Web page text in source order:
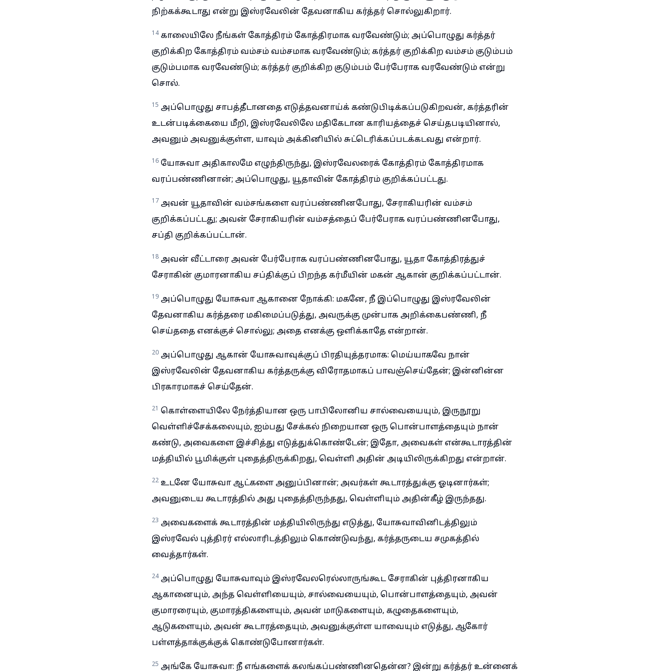
நிற்கக்கூடாது என்று இஸ்ரவேலின் தேவனாகிய கர்த்தர் சொல்லுகிறார்.
14 காலையிலே நீங்கள் கோத்திரம் கோத்திரமாக வரவேண்டும்; அப்பொழுது கர்த்தர்
குறிக்கிற கோத்திரம் வம்சம் வம்சமாக வரவேண்டும்; கர்த்தர் குறிக்கிற வம்சம் குடும்பம்
குடும்பமாக வரவேண்டும்; கர்த்தர் குறிக்கிற குடும்பம் பேர்பேராக வரவேண்டும் என்று
சொல்.
15 அப்பொழுது சாபத்தீடானதை எடுத்தவனாய்க் கண்டுபிடிக்கப்படுகிறவன், கர்த்தரின்
உடன்படிக்கையை மீறி, இஸ்ரவேலிலே மதிகேடான காரியத்தைச் செய்தபடியினால்,
அவனும் அவனுக்குள்ள, யாவும் அக்கினியில் சுட்டெரிக்கப்படக்கடவது என்றார்.
16 யோசுவா அதிகாலமே எழுந்திருந்து, இஸ்ரவேலரைக் கோத்திரம் கோத்திரமாக
வரப்பண்ணினான்; அப்பொழுது, யூதாவின் கோத்திரம் குறிக்கப்பட்டது.
17 அவன் யூதாவின் வம்சங்களை வரப்பண்ணினபோது, சேராகியரின் வம்சம்
குறிக்கப்பட்டது; அவன் சேராகியரின் வம்சத்தைப் பேர்பேராக வரப்பண்ணினபோது,
சப்தி குறிக்கப்பட்டான்.
18 அவன் வீட்டாரை அவன் பேர்பேராக வரப்பண்ணினபோது, யூதா கோத்திரத்துச்
சேராகின் குமாரனாகிய சப்திக்குப் பிறந்த கர்மீயின் மகன் ஆகான் குறிக்கப்பட்டான்.
19 அப்பொழுது யோசுவா ஆகானை நோக்கி: மகனே, நீ இப்பொழுது இஸ்ரவேலின்
தேவனாகிய கர்த்தரை மகிமைப்படுத்து, அவருக்கு முன்பாக அறிக்கைபண்ணி, நீ
செய்ததை எனக்குச் சொல்லு; அதை எனக்கு ஒளிக்காதே என்றான்.
20 அப்பொழுது ஆகான் யோசுவாவுக்குப் பிரதியுத்தரமாக: மெய்யாகவே நான்
இஸ்ரவேலின் தேவனாகிய கர்த்தருக்கு விரோதமாகப் பாவஞ்செய்தேன்; இன்னின்ன
பிரகாரமாகச் செய்தேன்.
21 கொள்ளையிலே நேர்த்தியான ஒரு பாபிலோனிய சால்வையையும், இருநூறு
வெள்ளிச்சேக்கலையும், ஐம்பது சேக்கல் நிறையான ஒரு பொன்பாளத்தையும் நான்
கண்டு, அவைகளை இச்சித்து எடுத்துக்கொண்டேன்; இதோ, அவைகள் என்கூடாரத்தின்
மத்தியில் பூமிக்குள் புதைத்திருக்கிறது, வெள்ளி அதின் அடியிலிருக்கிறது என்றான்.
22 உடனே யோசுவா ஆட்களை அனுப்பினான்; அவர்கள் கூடாரத்துக்கு ஓடினார்கள்;
அவனுடைய கூடாரத்தில் அது புதைத்திருந்தது, வெள்ளியும் அதின்கீழ் இருந்தது.
23 அவைகளைக் கூடாரத்தின் மத்தியிலிருந்து எடுத்து, யோசுவாவினிடத்திலும்
இஸ்ரவேல் புத்திரர் எல்லாரிடத்திலும் கொண்டுவந்து, கர்த்தருடைய சமுகத்தில்
வைத்தார்கள்.
24 அப்பொழுது யோசுவாவும் இஸ்ரவேலரெல்லாருங்கூட சேராகின் புத்திரனாகிய
ஆகானையும், அந்த வெள்ளியையும், சால்வையையும், பொன்பாளத்தையும், அவன்
குமாரரையும், குமாரத்திகளையும், அவன் மாடுகளையும், கழுதைகளையும்,
ஆடுகளையும், அவன் கூடாரத்தையும், அவனுக்குள்ள யாவையும் எடுத்து, ஆகோர்
பள்ளத்தாக்குக்குக் கொண்டுபோனார்கள்.
25 அங்கே யோசுவா: நீ எங்களைக் கலங்கப்பண்ணினதென்ன? இன்று கர்த்தர் உன்னைக்